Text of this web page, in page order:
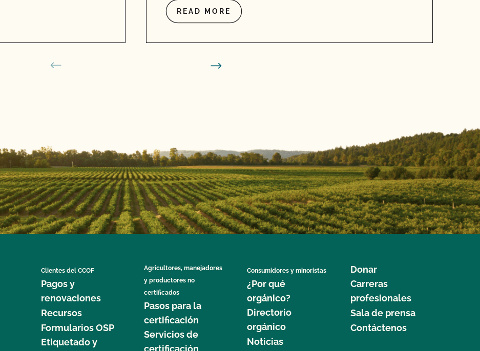
READ MORE
Clientes del CCOF
Pagos y
renovaciones
Recursos
Formularios OSP
Etiquetado y
Agricultores, manejadores
y productores no
certificados
Pasos para la
certificación
Servicios de
certificación
Consumidores y minoristas
¿Por qué
orgánico?
Directorio
orgánico
Noticias
Donar
Carreras
profesionales
Sala de prensa
Contáctenos